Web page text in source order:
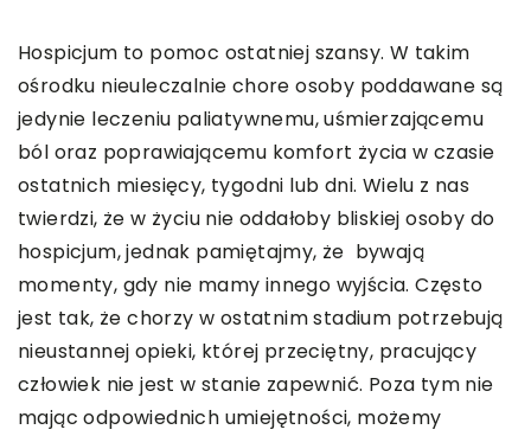
Hospicjum to pomoc ostatniej szansy. W takim
ośrodku nieuleczalnie chore osoby poddawane są
jedynie leczeniu paliatywnemu, uśmierzającemu
ból oraz poprawiającemu komfort życia w czasie
ostatnich miesięcy, tygodni lub dni. Wielu z nas
twierdzi, że w życiu nie oddałoby bliskiej osoby do
hospicjum, jednak pamiętajmy, że bywają
momenty, gdy nie mamy innego wyjścia. Często
jest tak, że chorzy w ostatnim stadium potrzebują
nieustannej opieki, której przeciętny, pracujący
człowiek nie jest w stanie zapewnić. Poza tym nie
mając odpowiednich umiejętności, możemy